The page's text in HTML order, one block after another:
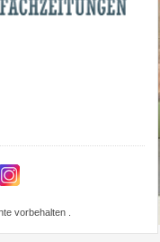
vorbehalten .